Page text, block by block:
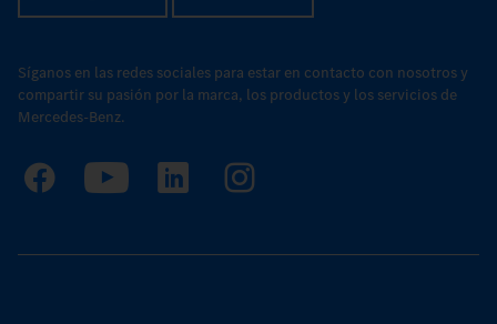
Síganos en las redes sociales para estar en contacto con nosotros y
compartir su pasión por la marca, los productos y los servicios de
Mercedes-Benz.